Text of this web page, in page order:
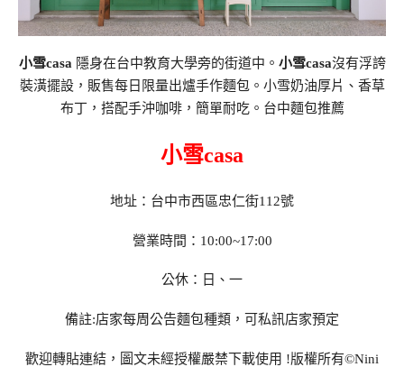
小雪casa隱身在台中教育大學旁的街道中。 小雪casa沒有浮誇
裝潢擺設，販售每日限量出爐手作麵包。小雪奶油厚片、香草
布丁，搭配手沖咖啡，簡單耐吃。台中麵包推薦
小雪casa
地址：台中市西區忠仁街112號
營業時間：10:00~17:00
公休：日、一
備註:店家每周公告麵包種類，可私訊店家預定
歡迎轉貼連結，圖文未經授權嚴禁下載使用 !版權所有©Nini